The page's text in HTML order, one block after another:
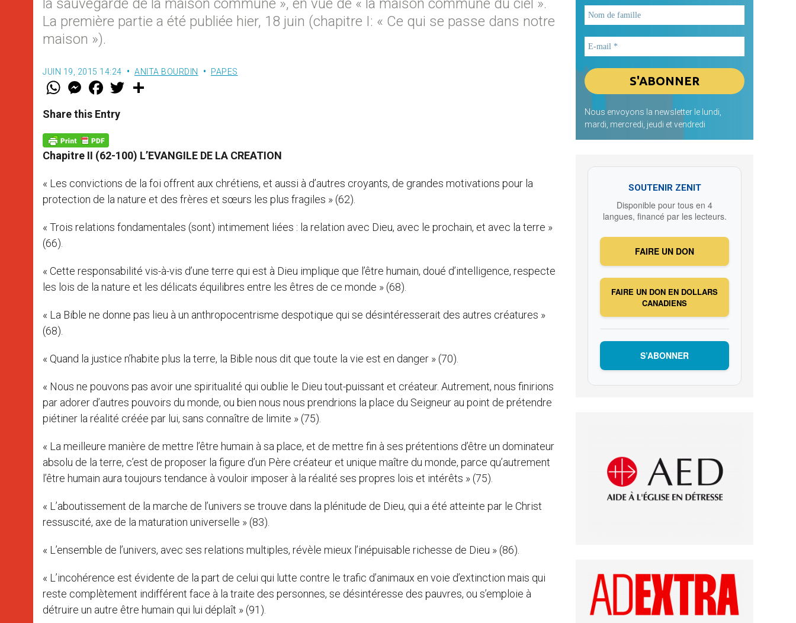
la sauvegarde de la maison commune », en vue de « la maison commune du ciel ».
La première partie a été publiée hier, 18 juin (chapitre I: « Ce qui se passe dans notre
maison »).
JUIN 19, 2015 14:24 ANITA BOURDIN PAPES
W
t
s
p
p
M
e
s
e
g
e
r
F
a
e
b
k
w
Share this Entry
Chapitre II (62-100) L’EVANGILE DE LA CREATION
« Les convictions de la foi offrent aux chrétiens, et aussi à d’autres croyants, de grandes motivations pour la
protection de la nature et des frères et sœurs les plus fragiles » (62).
« Trois relations fondamentales (sont) intimement liées : la relation avec Dieu, avec le prochain, et avec la terre »
(66).
« Cette responsabilité vis-à-vis d’une terre qui est à Dieu implique que l’être humain, doué d’intelligence, respecte
les lois de la nature et les délicats équilibres entre les êtres de ce monde » (68).
« La Bible ne donne pas lieu à un anthropocentrisme despotique qui se désintéresserait des autres créatures »
(68).
« Quand la justice n’habite plus la terre, la Bible nous dit que toute la vie est en danger » (70).
« Nous ne pouvons pas avoir une spiritualité qui oublie le Dieu tout-puissant et créateur. Autrement, nous finirions
par adorer d’autres pouvoirs du monde, ou bien nous nous prendrions la place du Seigneur au point de prétendre
piétiner la réalité créée par lui, sans connaître de limite » (75).
« La meilleure manière de mettre l’être humain à sa place, et de mettre fin à ses prétentions d’être un dominateur
absolu de la terre, c’est de proposer la figure d’un Père créateur et unique maître du monde, parce qu’autrement
l’être humain aura toujours tendance à vouloir imposer à la réalité ses propres lois et intérêts » (75).
« L’aboutissement de la marche de l’univers se trouve dans la plénitude de Dieu, qui a été atteinte par le Christ
ressuscité, axe de la maturation universelle » (83).
« L’ensemble de l’univers, avec ses relations multiples, révèle mieux l’inépuisable richesse de Dieu » (86).
« L’incohérence est évidente de la part de celui qui lutte contre le trafic d’animaux en voie d’extinction mais qui
reste complètement indifférent face à la traite des personnes, se désintéresse des pauvres, ou s’emploie à
détruire un autre être humain qui lui déplaît » (91).
Nous envoyons la newsletter le lundi,
mardi, mercredi, jeudi et vendredi
SOUTENIR ZENIT
Disponible pour tous en 4
langues, financé par les lecteurs.
FAIRE UN DON
FAIRE UN DON EN DOLLARS
CANADIENS
S’ABONNER